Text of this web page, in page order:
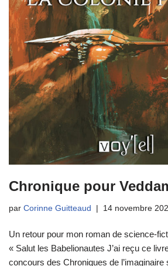
Chronique pour
par Corinne Guitteaud 14 novembre
Un retour pour mon roman de science-
« Salut les Babelionautes J’ai reçu ce
concours des Chroniques de